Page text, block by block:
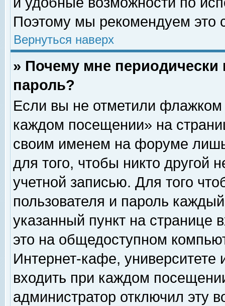
Поэтому мы рекомендуем это
Вернуться наверх
» Почему мне
пароль?
Если вы не отметили флажком
каждом посещении» на
своим именем на форуме
для того, чтобы никто другой
учетной записью. Для того
пользователя и пароль
указанный пункт на
это на общедоступном
Интернет-кафе, университете
входить при каждом
администратор отключил эту